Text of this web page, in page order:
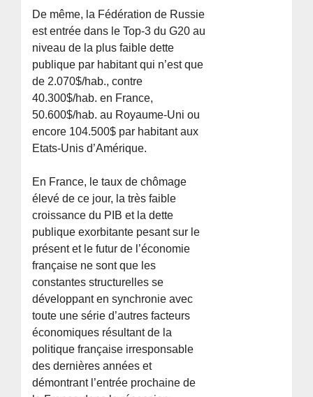
De même, la Fédération de Russie
est entrée dans le Top-3 du G20 au
niveau de la plus faible dette
publique par habitant qui n’est que
de 2.070$/hab., contre
40.300$/hab. en France,
50.600$/hab. au Royaume-Uni ou
encore 104.500$ par habitant aux
Etats-Unis d’Amérique.
En France, le taux de chômage
élevé de ce jour, la très faible
croissance du PIB et la dette
publique exorbitante pesant sur le
présent et le futur de l’économie
française ne sont que les
constantes structurelles se
développant en synchronie avec
toute une série d’autres facteurs
économiques résultant de la
politique française irresponsable
des dernières années et
démontrant l’entrée prochaine de